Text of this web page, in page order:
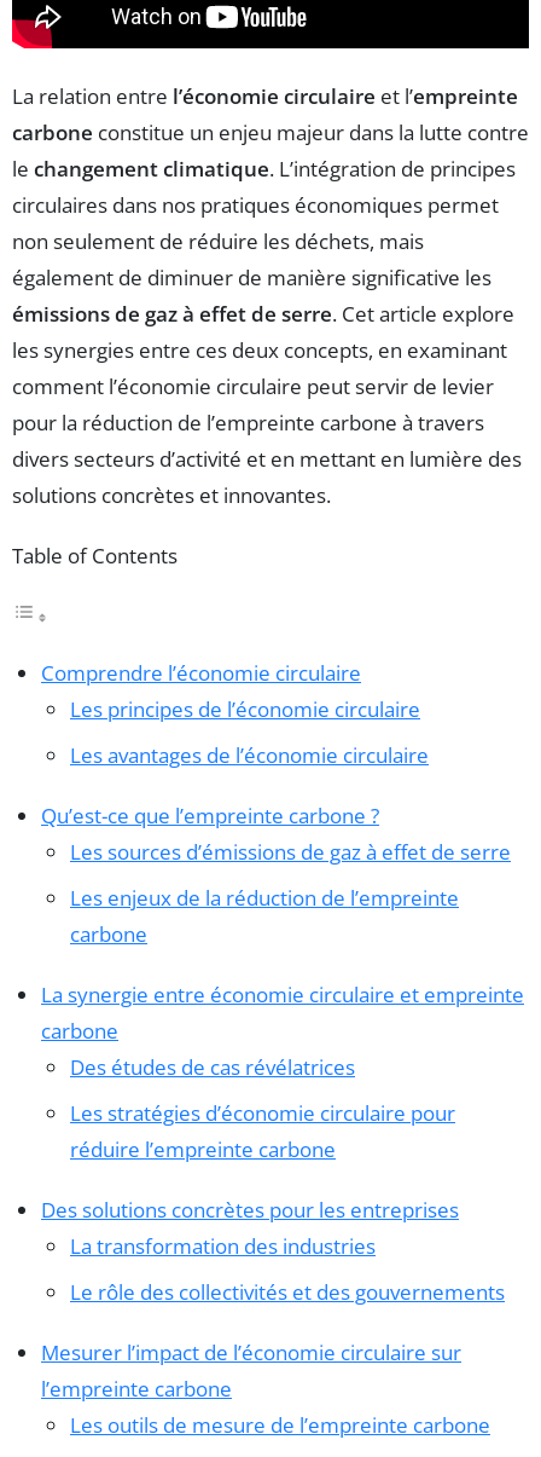
La relation entre l’économie circulaire et l’empreinte
carbone constitue un enjeu majeur dans la lutte contre
le changement climatique. L’intégration de principes
circulaires dans nos pratiques économiques permet
non seulement de réduire les déchets, mais
également de diminuer de manière significative les
émissions de gaz à effet de serre. Cet article explore
les synergies entre ces deux concepts, en examinant
comment l’économie circulaire peut servir de levier
pour la réduction de l’empreinte carbone à travers
divers secteurs d’activité et en mettant en lumière des
solutions concrètes et innovantes.
Table of Contents
Comprendre l’économie circulaire
Les principes de l’économie circulaire
Les avantages de l’économie circulaire
Qu’est-ce que l’empreinte carbone ?
Les sources d’émissions de gaz à effet de serre
Les enjeux de la réduction de l’empreinte
carbone
La synergie entre économie circulaire et empreinte
carbone
Des études de cas révélatrices
Les stratégies d’économie circulaire pour
réduire l’empreinte carbone
Des solutions concrètes pour les entreprises
La transformation des industries
Le rôle des collectivités et des gouvernements
Mesurer l’impact de l’économie circulaire sur
l’empreinte carbone
Les outils de mesure de l’empreinte carbone